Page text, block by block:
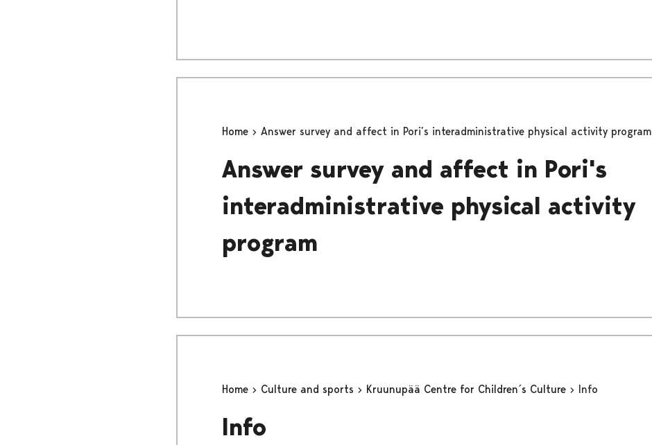
Home Answer survey and affect in Pori’s interadministrative physical activity program
Answer survey and affect in Pori's
interadministrative physical activity
program
Home Culture and sports Kruunupää Centre for Children´s Culture Info
Info